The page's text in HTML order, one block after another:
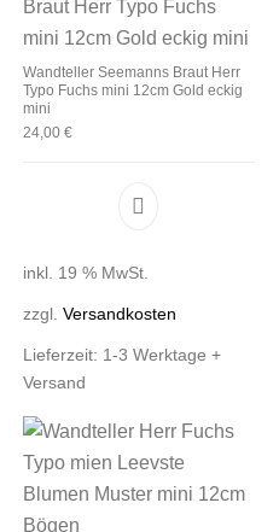
Wandteller Seemanns Braut Herr
Typo Fuchs mini 12cm Gold eckig
mini
24,00 €
inkl. 19 % MwSt.
zzgl. Versandkosten
Lieferzeit: 1-3 Werktage +
Versand